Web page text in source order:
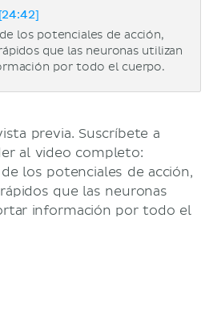
los potenciales de acción,
que las neuronas utilizan
por todo el cuerpo.
previa. Suscríbete a
al video completo:
los potenciales de acción,
que las neuronas
información por todo el